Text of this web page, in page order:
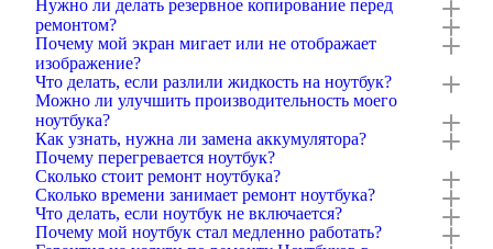
Нужно ли делать резервное копирование перед
ремонтом?
Почему мой экран мигает или не отображает
изображение?
Что делать, если разлили жидкость на ноутбук?
Можно ли улучшить производительность моего
ноутбука?
Как узнать, нужна ли замена аккумулятора?
Почему перегревается ноутбук?
Сколько стоит ремонт ноутбука?
Сколько времени занимает ремонт ноутбука?
Что делать, если ноутбук не включается?
Почему мой ноутбук стал медленно работать?